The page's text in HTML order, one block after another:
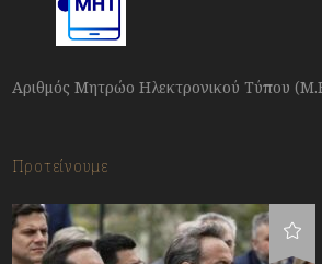
Αριθμός Μητρώο Ηλεκτρονικού Τύπου
Προτείνουμε